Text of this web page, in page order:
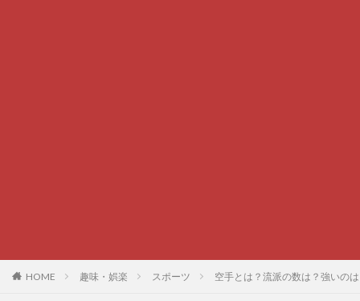
HOME 趣味・娯楽 スポーツ 空手とは？流派の数は？強いの